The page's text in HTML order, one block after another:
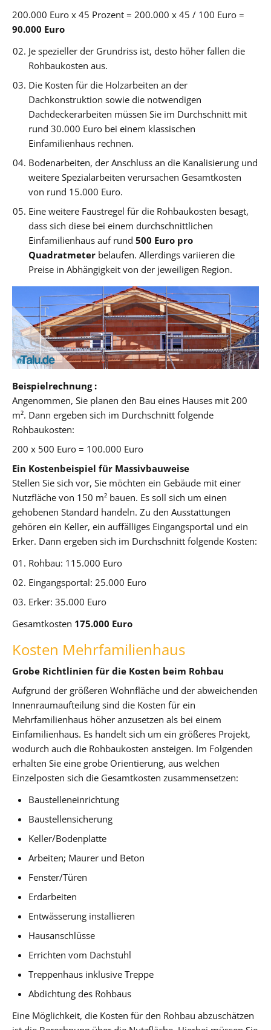
200.000 Euro x 45 Prozent = 200.000 x 45 / 100 Euro =
90.000 Euro
Je spezieller der Grundriss ist, desto höher fallen die
Rohbaukosten aus.
Die Kosten für die Holzarbeiten an der
Dachkonstruktion sowie die notwendigen
Dachdeckerarbeiten müssen Sie im Durchschnitt mit
rund 30.000 Euro bei einem klassischen
Einfamilienhaus rechnen.
Bodenarbeiten, der Anschluss an die Kanalisierung und
weitere Spezialarbeiten verursachen Gesamtkosten
von rund 15.000 Euro.
Eine weitere Faustregel für die Rohbaukosten besagt,
dass sich diese bei einem durchschnittlichen
Einfamilienhaus auf rund500 Euro pro
Quadratmeter belaufen. Allerdings variieren die
Preise in Abhängigkeit von der jeweiligen Region.
Beispielrechnung :
Angenommen, Sie planen den Bau eines Hauses mit 200
m². Dann ergeben sich im Durchschnitt folgende
Rohbaukosten:
200 x 500 Euro = 100.000 Euro
Ein Kostenbeispiel für Massivbauweise
Stellen Sie sich vor, Sie möchten ein Gebäude mit einer
Nutzfläche von 150 m² bauen. Es soll sich um einen
gehobenen Standard handeln. Zu den Ausstattungen
gehören ein Keller, ein auffälliges Eingangsportal und ein
Erker. Dann ergeben sich im Durchschnitt folgende Kosten:
Rohbau: 115.000 Euro
Eingangsportal: 25.000 Euro
Erker: 35.000 Euro
Gesamtkosten 175.000 Euro
Kosten Mehrfamilienhaus
Grobe Richtlinien für die Kosten beim Rohbau
Aufgrund der größeren Wohnfläche und der abweichenden
Innenraumaufteilung sind die Kosten für ein
Mehrfamilienhaus höher anzusetzen als bei einem
Einfamilienhaus. Es handelt sich um ein größeres Projekt,
wodurch auch die Rohbaukosten ansteigen. Im Folgenden
erhalten Sie eine grobe Orientierung, aus welchen
Einzelposten sich die Gesamtkosten zusammensetzen:
Baustelleneinrichtung
Baustellensicherung
Keller/Bodenplatte
Arbeiten; Maurer und Beton
Fenster/Türen
Erdarbeiten
Entwässerung installieren
Hausanschlüsse
Errichten vom Dachstuhl
Treppenhaus inklusive Treppe
Abdichtung des Rohbaus
Eine Möglichkeit, die Kosten für den Rohbau abzuschätzen